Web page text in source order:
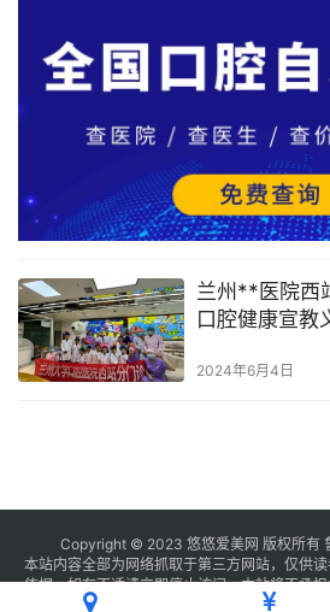
兰州**医院西
口腔健康宣教
2024年6月4日
Copyright © 2023 悠悠爱美网 版权所有
本站内容全部为网络抓取于第三方网站，仅供
依据，如有不适请立即停止访问，本站将不承
联系我们